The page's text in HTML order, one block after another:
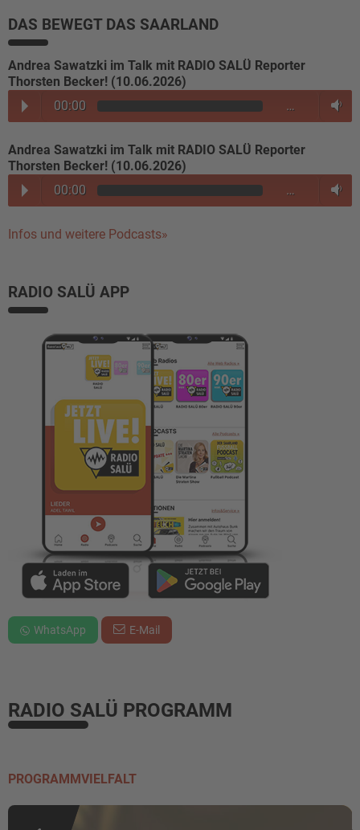
DAS BEWEGT DAS SAARLAND
Andrea Sawatzki im Talk mit RADIO SALÜ Reporter
Thorsten Becker! (10.06.2026)
00:00
…
Andrea Sawatzki im Talk mit RADIO SALÜ Reporter
Thorsten Becker! (10.06.2026)
00:00
…
Infos und weitere Podcasts»
RADIO SALÜ APP
WhatsApp E-Mail
RADIO SALÜ PROGRAMM
PROGRAMMVIELFALT